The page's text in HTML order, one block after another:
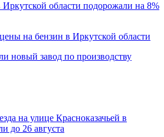
Иркутской области подорожали на 8%
на бензин в Иркутской области
новый завод по производству
на улице Красноказачьей в
до 26 августа